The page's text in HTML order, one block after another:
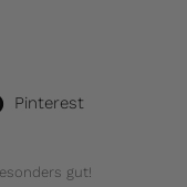
Pinterest
gut!